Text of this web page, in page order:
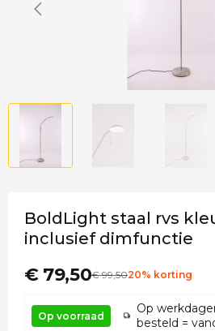
BoldLight staal rvs
inclusief dimfunctie
€ 79,50€99,5020% korting
Op voorraad
Op
besteld =